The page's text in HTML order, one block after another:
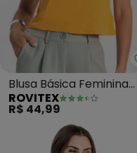
Blusa Básica Feminina
Viscotorcion (Amarelo)
ROVITEX
R$ 44,99